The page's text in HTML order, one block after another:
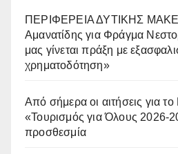
ΠΕΡΙΦΕΡΕΙΑ ΔΥΤΙΚΗΣ
Αμανατίδης για Φράγμα
μας γίνεται πράξη με
χρηματοδότηση»
Από σήμερα οι αιτήσεις για
«Τουρισμός για Όλους 2026-
προσθεσμία